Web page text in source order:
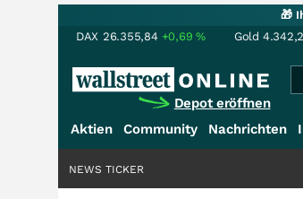
🎁
DAX 26.355,84 +0,69% Gold
Depot eröffnen
Aktien
Community Nachrichten
NEWS TICKER